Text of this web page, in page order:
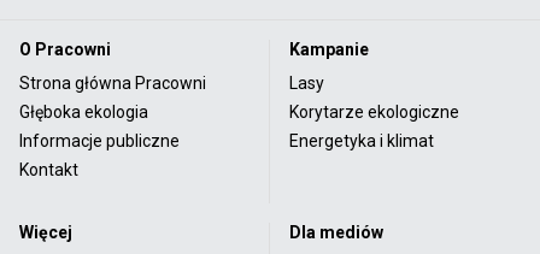
O Pracowni
Strona główna Pracowni
Głęboka ekologia
Informacje publiczne
Kontakt
Kampanie
Lasy
Korytarze ekologiczne
Energetyka i klimat
Więcej
Dla mediów